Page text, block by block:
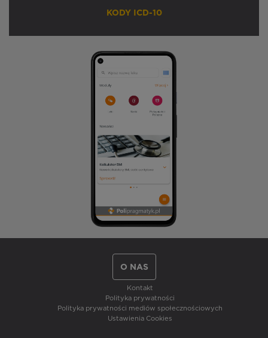
KODY ICD-10
O NAS
Kontakt
Polityka prywatności
Polityka prywatności mediów społecznościowych
Ustawienia Cookies